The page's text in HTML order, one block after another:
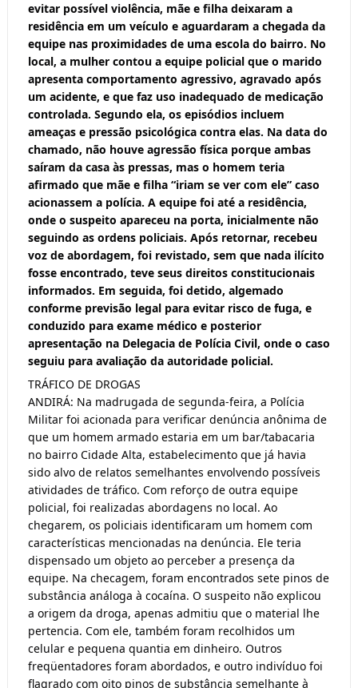
evitar possível violência, mãe e filha deixaram a
residência em um veículo e aguardaram a chegada da
equipe nas proximidades de uma escola do bairro. No
local, a mulher contou a equipe policial que o marido
apresenta comportamento agressivo, agravado após
um acidente, e que faz uso inadequado de medicação
controlada. Segundo ela, os episódios incluem
ameaças e pressão psicológica contra elas. Na data do
chamado, não houve agressão física porque ambas
saíram da casa às pressas, mas o homem teria
afirmado que mãe e filha “iriam se ver com ele” caso
acionassem a polícia. A equipe foi até a residência,
onde o suspeito apareceu na porta, inicialmente não
seguindo as ordens policiais. Após retornar, recebeu
voz de abordagem, foi revistado, sem que nada ilícito
fosse encontrado, teve seus direitos constitucionais
informados. Em seguida, foi detido, algemado
conforme previsão legal para evitar risco de fuga, e
conduzido para exame médico e posterior
apresentação na Delegacia de Polícia Civil, onde o caso
seguiu para avaliação da autoridade policial.
TRÁFICO DE DROGAS
ANDIRÁ: Na madrugada de segunda-feira, a Polícia
Militar foi acionada para verificar denúncia anônima de
que um homem armado estaria em um bar/tabacaria
no bairro Cidade Alta, estabelecimento que já havia
sido alvo de relatos semelhantes envolvendo possíveis
atividades de tráfico. Com reforço de outra equipe
policial, foi realizadas abordagens no local. Ao
chegarem, os policiais identificaram um homem com
características mencionadas na denúncia. Ele teria
dispensado um objeto ao perceber a presença da
equipe. Na checagem, foram encontrados sete pinos de
substância análoga à cocaína. O suspeito não explicou
a origem da droga, apenas admitiu que o material lhe
pertencia. Com ele, também foram recolhidos um
celular e pequena quantia em dinheiro. Outros
freqüentadores foram abordados, e outro indivíduo foi
flagrado com oito pinos de substância semelhante à